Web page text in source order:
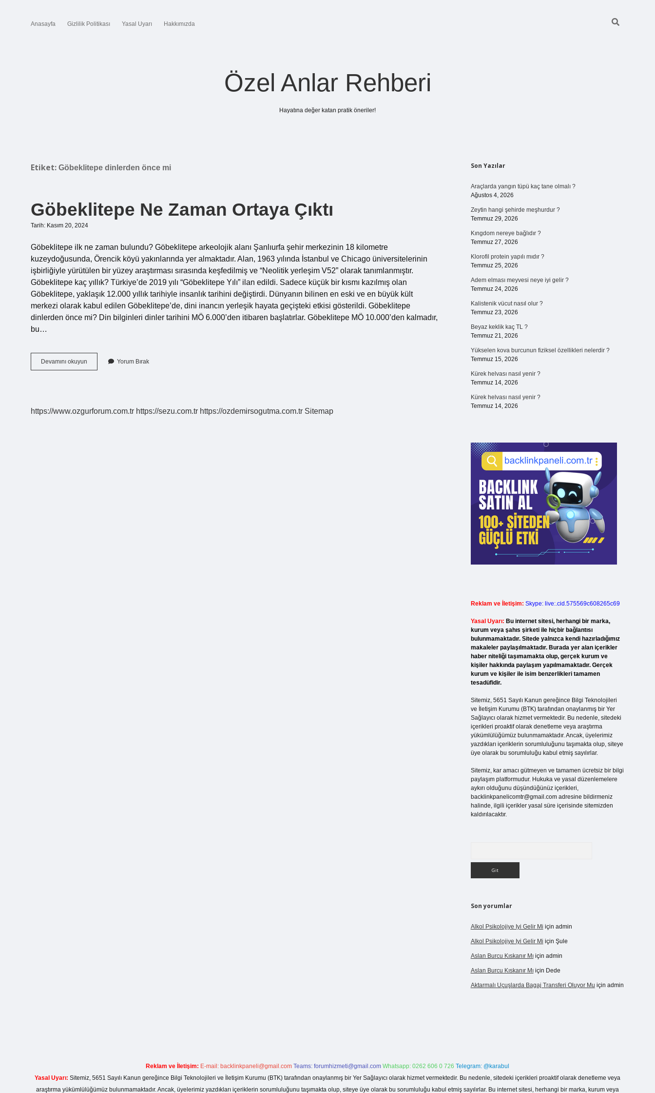
Anasayfa Gizlilik Politikası Yasal Uyarı Hakkımızda
Özel Anlar Rehberi
Hayatına değer katan pratik öneriler!
Etiket: Göbeklitepe dinlerden önce mi
Göbeklitepe Ne Zaman Ortaya Çıktı
Tarih: Kasım 20, 2024
Göbeklitepe ilk ne zaman bulundu? Göbeklitepe arkeolojik alanı Şanlıurfa şehir merkezinin 18 kilometre
kuzeydoğusunda, Örencik köyü yakınlarında yer almaktadır. Alan, 1963 yılında İstanbul ve Chicago üniversitelerinin
işbirliğiyle yürütülen bir yüzey araştırması sırasında keşfedilmiş ve “Neolitik yerleşim V52” olarak tanımlanmıştır.
Göbeklitepe kaç yıllık? Türkiye’de 2019 yılı “Göbeklitepe Yılı” ilan edildi. Sadece küçük bir kısmı kazılmış olan
Göbeklitepe, yaklaşık 12.000 yıllık tarihiyle insanlık tarihini değiştirdi. Dünyanın bilinen en eski ve en büyük kült
merkezi olarak kabul edilen Göbeklitepe’de, dini inancın yerleşik hayata geçişteki etkisi gösterildi. Göbeklitepe
dinlerden önce mi? Din bilginleri dinler tarihini MÖ 6.000’den itibaren başlatırlar. Göbeklitepe MÖ 10.000’den kalmadır,
bu…
Devamını okuyun Göbeklitepe
Ne
Yorum Bırak
https://www.ozgurforum.com.tr https://sezu.com.tr https://ozdemirsogutma.com.tr Sitemap
Sidebar
Son Yazılar
Araçlarda yangın tüpü kaç tane olmalı ?
Ağustos 4, 2026
Zeytin hangi şehirde meşhurdur ?
Temmuz 29, 2026
Kıngdom nereye bağlıdır ?
Temmuz 27, 2026
Klorofil protein yapılı mıdır ?
Temmuz 25, 2026
Adem elması meyvesi neye iyi gelir ?
Temmuz 24, 2026
Kalistenik vücut nasıl olur ?
Temmuz 23, 2026
Beyaz keklik kaç TL ?
Temmuz 21, 2026
Yükselen kova burcunun fiziksel özellikleri nelerdir ?
Temmuz 15, 2026
Kürek helvası nasıl yenir ?
Temmuz 14, 2026
Kürek helvası nasıl yenir ?
Temmuz 14, 2026
Reklam ve İletişim: Skype: live:.cid.575569c608265c69
Yasal Uyarı: Bu internet sitesi, herhangi bir marka,
kurum veya şahıs şirketi ile hiçbir bağlantısı
bulunmamaktadır. Sitede yalnızca kendi hazırladığımız
makaleler paylaşılmaktadır. Burada yer alan içerikler
haber niteliği taşımamakta olup, gerçek kurum ve
kişiler hakkında paylaşım yapılmamaktadır. Gerçek
kurum ve kişiler ile isim benzerlikleri tamamen
tesadüfidir.
Sitemiz, 5651 Sayılı Kanun gereğince Bilgi Teknolojileri
ve İletişim Kurumu (BTK) tarafından onaylanmış bir Yer
Sağlayıcı olarak hizmet vermektedir. Bu nedenle, sitedeki
içerikleri proaktif olarak denetleme veya araştırma
yükümlülüğümüz bulunmamaktadır. Ancak, üyelerimiz
yazdıkları içeriklerin sorumluluğunu taşımakta olup, siteye
üye olarak bu sorumluluğu kabul etmiş sayılırlar.
Sitemiz, kar amacı gütmeyen ve tamamen ücretsiz bir bilgi
paylaşım platformudur. Hukuka ve yasal düzenlemelere
aykırı olduğunu düşündüğünüz içerikleri,
backlinkpanelicomtr@gmail.comadresine bildirmeniz
halinde, ilgili içerikler yasal süre içerisinde sitemizden
kaldırılacaktır.
Son yorumlar
Alkol Psikolojiye Iyi Gelir Mi için admin
Alkol Psikolojiye Iyi Gelir Mi için Şule
Aslan Burcu Kıskanır Mıiçin admin
Aslan Burcu Kıskanır Mıiçin Dede
Aktarmalı Uçuşlarda Bagaj Transferi Oluyor Mu için admin
Reklam ve İletişim: E-mail: backlinkpaneli@gmail.com Teams: forumhizmeti@gmail.com Whatsapp: 0262 606 0 726 Telegram: @karabul
Yasal Uyarı: Sitemiz, 5651 Sayılı Kanun gereğince Bilgi Teknolojileri ve İletişim Kurumu (BTK) tarafından onaylanmış bir Yer Sağlayıcı olarak hizmet vermektedir. Bu nedenle, sitedeki içerikleri proaktif olarak denetleme veya
araştırma yükümlülüğümüz bulunmamaktadır. Ancak, üyelerimiz yazdıkları içeriklerin sorumluluğunu taşımakta olup, siteye üye olarak bu sorumluluğu kabul etmiş sayılırlar. Bu internet sitesi, herhangi bir marka, kurum veya